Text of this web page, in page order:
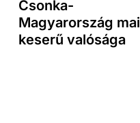
Csonka-
Magyarország mai
keserű valósága